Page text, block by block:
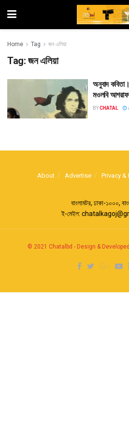
Home Tag জন এলিয়া
Tag: জন এলিয়া
অনুবাদ
মওলবি আশরাফ
BYCHATAL
About Advertise Privacy &
বাংলামটর, ঢাকা-১০০০,
ই-মেইল:
© 2021 Chatalbd - Design &